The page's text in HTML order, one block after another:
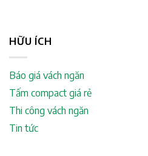
HỮU ÍCH
Báo giá vách ngăn
Tấm compact giá rẻ
Thi công vách ngăn
Tin tức